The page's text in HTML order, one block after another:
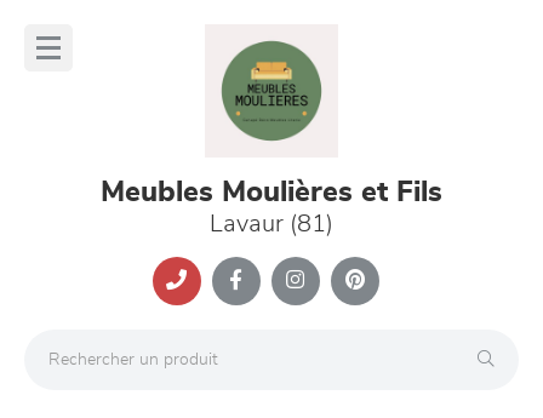
Meubles Moulières et Fils
Lavaur (81)